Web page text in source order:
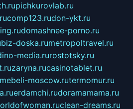
pichkurovlab.ru
comp123.rudon-ykt.ru
domashnee-porno.ru
biz-doska.rumetropoltravel.ru
media.rurostotsky.ru
zaryna.rucasinotablet.ru
moscow.rutermomur.ru
erdamchi.rudoramamama.ru
clean-dreams.ru